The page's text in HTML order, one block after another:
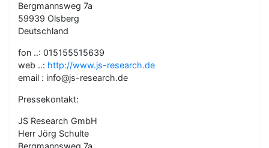
Bergmannsweg 7a
59939 Olsberg
Deutschland
fon ..: 015155515639
web ..: http://www.js-research.de
email : info@js-research.de
Pressekontakt:
JS Research GmbH
Herr Jörg Schulte
Bergmannsweg 7a